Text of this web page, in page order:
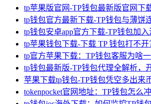
tp苹果版官网-TP钱包最新版官网下
tp钱包官方最新下载-TP钱包与薄饼
tp钱包安卓app官方下载-TP钱包加
tp苹果钱包下载-下载 TP 钱包打不
tp官方苹果下载：TP钱包客服为啥
tp钱包最新版-TP钱包代理全解析，
苹果下载tp钱包-TP钱包凭空多出来
tokenpocket官网地址：TP钱包怎么